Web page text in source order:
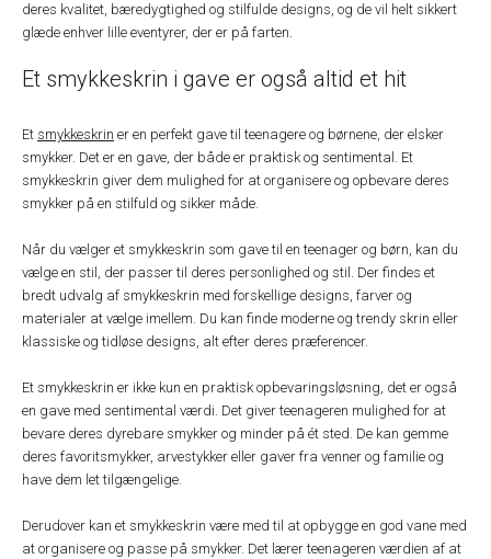
deres kvalitet, bæredygtighed og stilfulde designs, og de vil helt sikkert
glæde enhver lille eventyrer, der er på farten.
Et smykkeskrin i gave er også altid et hit
Et smykkeskrin er en perfekt gave til teenagere og børnene, der elsker
smykker. Det er en gave, der både er praktisk og sentimental. Et
smykkeskrin giver dem mulighed for at organisere og opbevare deres
smykker på en stilfuld og sikker måde.
Når du vælger et smykkeskrin som gave til en teenager og børn, kan du
vælge en stil, der passer til deres personlighed og stil. Der findes et
bredt udvalg af smykkeskrin med forskellige designs, farver og
materialer at vælge imellem. Du kan finde moderne og trendy skrin eller
klassiske og tidløse designs, alt efter deres præferencer.
Et smykkeskrin er ikke kun en praktisk opbevaringsløsning, det er også
en gave med sentimental værdi. Det giver teenageren mulighed for at
bevare deres dyrebare smykker og minder på ét sted. De kan gemme
deres favoritsmykker, arvestykker eller gaver fra venner og familie og
have dem let tilgængelige.
Derudover kan et smykkeskrin være med til at opbygge en god vane med
at organisere og passe på smykker. Det lærer teenageren værdien af at